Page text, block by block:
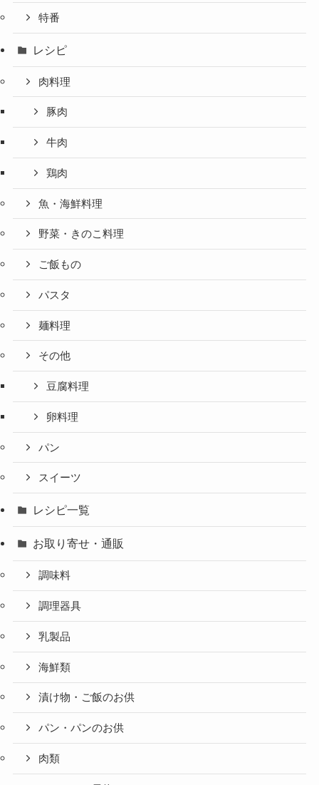
特番
レシピ
肉料理
豚肉
牛肉
鶏肉
魚・海鮮料理
野菜・きのこ料理
ご飯もの
パスタ
麺料理
その他
豆腐料理
卵料理
パン
スイーツ
レシピ一覧
お取り寄せ・通販
調味料
調理器具
乳製品
海鮮類
漬け物・ご飯のお供
パン・パンのお供
肉類